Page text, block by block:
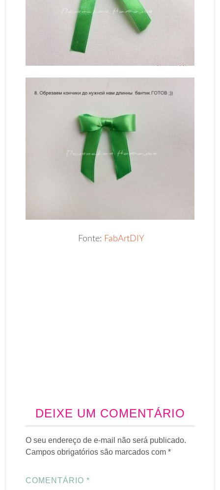
Fonte: FabArtDIY
DEIXE UM COMENTÁRIO
O seu endereço de e-mail não será publicado.
Campos obrigatórios são marcados com*
COMENTÁRIO*